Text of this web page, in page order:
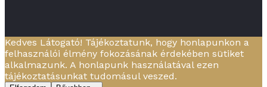
Kedves Látogató! Tájékoztatunk, hogy honlapunkon a
felhasználói élmény fokozásának érdekében sütiket
alkalmazunk. A honlapunk használatával ezen
tájékoztatásunkat tudomásul veszed.